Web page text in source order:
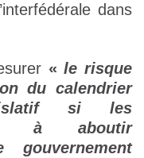
dans
«le risque
du calendrier
si les
à aboutir
gouvernement